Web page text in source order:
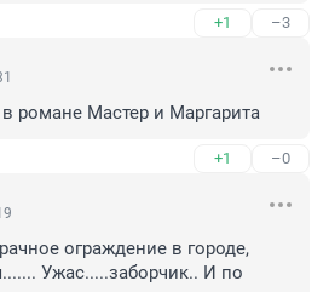
+1 –3
романе Мастер и Маргарита
+1 –0
ограждение в городе,
Ужас.....заборчик.. И по